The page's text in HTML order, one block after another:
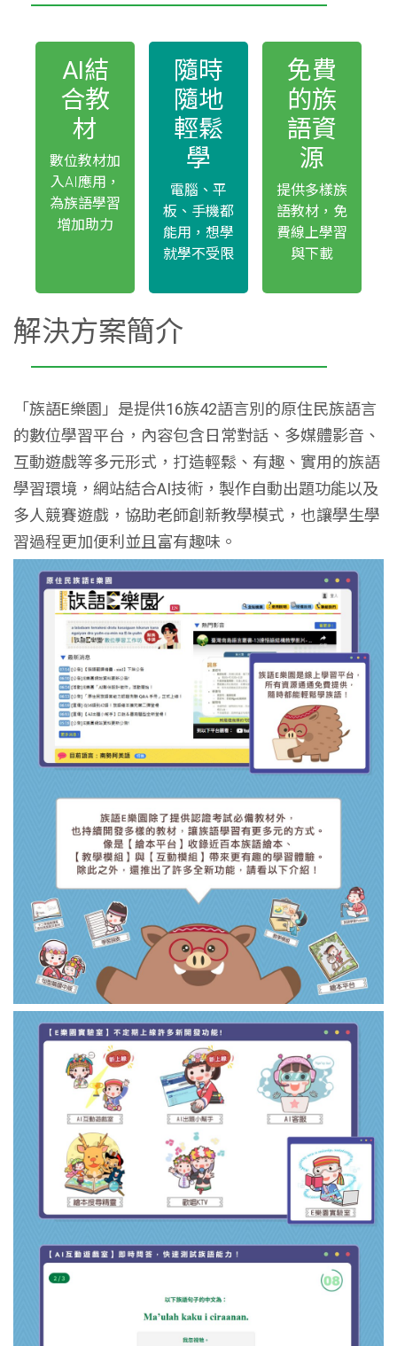
AI結
合教
材
數位教材加
入AI應用，
為族語學習
增加助力
隨時
隨地
輕鬆
學
電腦、平
板、手機都
能用，想學
就學不受限
免費
的族
語資
源
提供多樣族
語教材，免
費線上學習
與下載
解決方案簡介
「族語E樂園」是提供16族42語言別的原住民族語言
的數位學習平台，內容包含日常對話、多媒體影音、
互動遊戲等多元形式，打造輕鬆、有趣、實用的族語
學習環境，網站結合AI技術，製作自動出題功能以及
多人競賽遊戲，協助老師創新教學模式，也讓學生學
習過程更加便利並且富有趣味。